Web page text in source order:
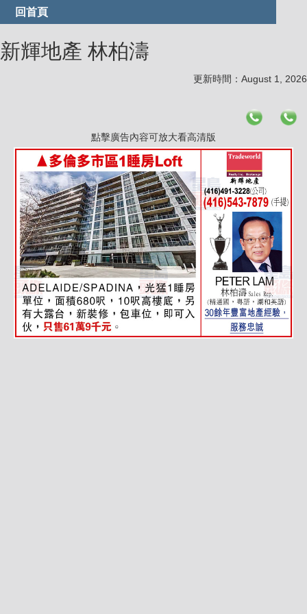
回首頁
新輝地產 林柏濤
更新時間：August 1, 2026
點擊廣告內容可放大看高清版